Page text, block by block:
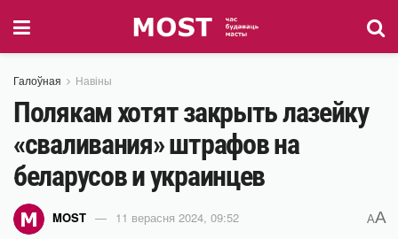
Галоўная Навіны
Полякам хотят закрыть лазейку
«сваливания» штрафов на
беларусов и украинцев
MOST 11 верасня 2024, 09:52 AA